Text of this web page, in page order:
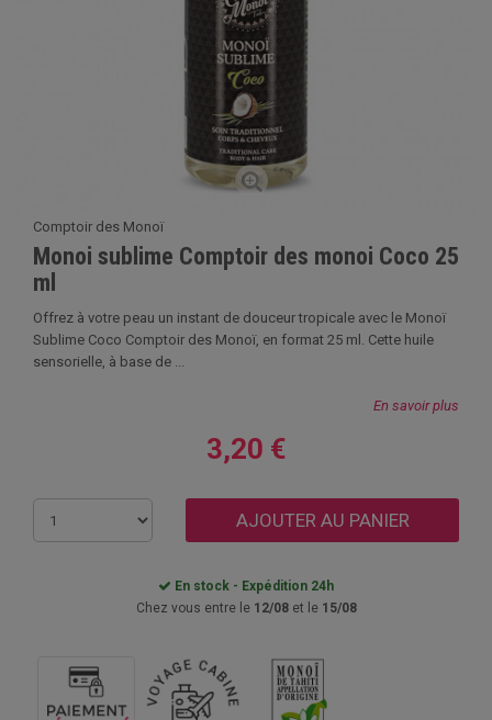
Comptoir des Monoï
Monoi sublime Comptoir des monoi Coco 25
ml
Offrez à votre peau un instant de douceur tropicale avec le Monoï
Sublime Coco Comptoir des Monoï, en format 25 ml. Cette huile
sensorielle, à base de ...
En savoir plus
3,20 €
AJOUTER AU PANIER
En stock - Expédition 24h
Chez vous entre le 12/08et le 15/08